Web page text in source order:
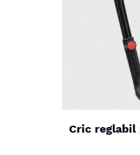
Cric